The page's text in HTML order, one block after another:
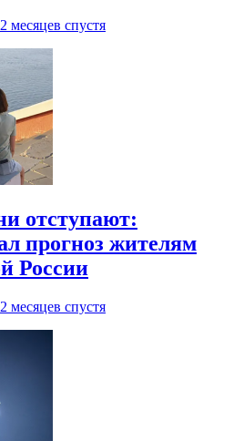
месяцев спустя
отступают:
прогноз жителям
России
месяцев спустя